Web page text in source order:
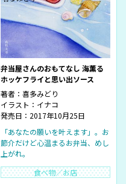
弁当屋さんのおもてなし 海薫る
ホッケフライと思い出ソース
著者： 喜多みどり
イラスト： イナコ
発売日：2017年10月25日
「あなたの願いを叶えます」。お
節介だけど心温まるお弁当、めし
上がれ。
食べ物／お店